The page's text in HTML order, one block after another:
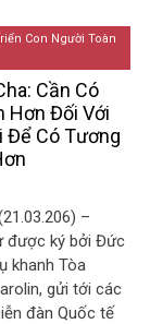
Con Người Toàn
Cần Có
Hơn Đối Với
Để Có Tương
–
được ký bởi Đức
khanh Tòa
gửi tới các
đàn Quốc tế